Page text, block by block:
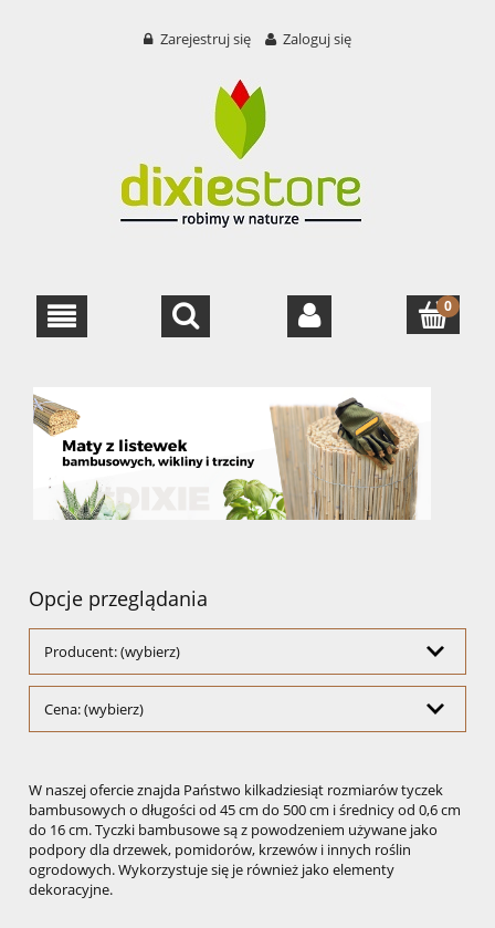
Zarejestruj się Zaloguj się
Opcje przeglądania
Producent: (wybierz)
Cena: (wybierz)
W naszej ofercie znajda Państwo kilkadziesiąt rozmiarów tyczek
bambusowych o długości od 45 cm do 500 cm i średnicy od 0,6 cm
do 16 cm. Tyczki bambusowe są z powodzeniem używane jako
podpory dla drzewek, pomidorów, krzewów i innych roślin
ogrodowych. Wykorzystuje się je również jako elementy
dekoracyjne.